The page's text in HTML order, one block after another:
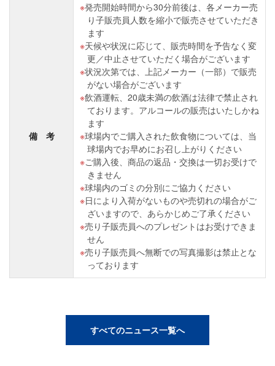
備 考
発売開始時間から30分前後は、各メーカー売
り子販売員人数を縮小で販売させていただき
ます
天候や状況に応じて、販売時間を予告なく変
更／中止させていただく場合がございます
状況次第では、上記メーカー（一部）で販売
がない場合がございます
飲酒運転、20歳未満の飲酒は法律で禁止され
ております。アルコールの販売はいたしかね
ます
球場内でご購入された飲食物については、当
球場内でお早めにお召し上がりください
ご購入後、商品の返品・交換は一切お受けで
きません
球場内のゴミの分別にご協力ください
日により入荷がないものや売切れの場合がご
ざいますので、あらかじめご了承ください
売り子販売員へのプレゼントはお受けできま
せん
売り子販売員へ無断での写真撮影は禁止とな
っております
すべてのニュース一覧へ